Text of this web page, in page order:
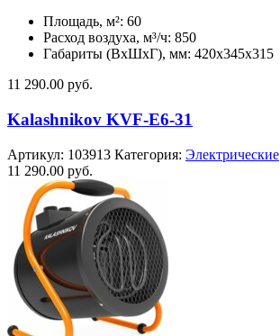
Площадь, м²: 60
Расход воздуха, м³/ч: 850
Габариты (ВхШхГ), мм: 420x345x315
11 290.00 руб.
Kalashnikov KVF-E6-31
Артикул: 103913 Категория: Электрические
11 290.00 руб.